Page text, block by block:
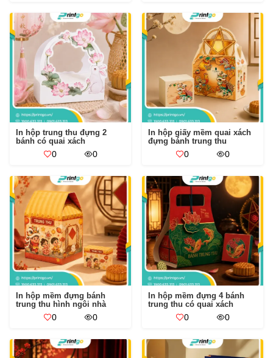
In hộp trung thu đựng 2
bánh có quai xách
0 0
In hộp giấy mềm quai xách
đựng bánh trung thu
0 0
In hộp mềm đựng bánh
trung thu hình ngôi nhà
0 0
In hộp mềm đựng 4 bánh
trung thu có quai xách
0 0